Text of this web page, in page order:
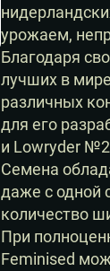
урожаем,
Благодаря
лучших в
различных
для его
и Lowryder
Семена
даже с одной
количество
При
Feminised